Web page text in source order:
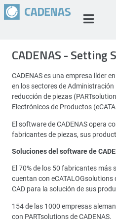
CADENAS - Setting
CADENAS es una empresa líder
en los sectores de
reducción de piezas
Electrónicos de Productos
El software de CADENAS opera
fabricantes de piezas, sus
Soluciones del software de
El 70% de los 50 fabricantes
cuentan con eCATALOGsolutions
CAD para la solución de sus
154 de las 1000 empresas
con PARTsolutions de CADENAS.